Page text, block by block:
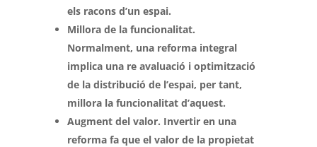
els racons d’un espai.
Millora de la funcionalitat.
Normalment, una reforma integral
implica una re avaluació i optimització
de la distribució de l’espai, per tant,
millora la funcionalitat d’aquest.
Augment del valor. Invertir en una
reforma fa que el valor de la propietat